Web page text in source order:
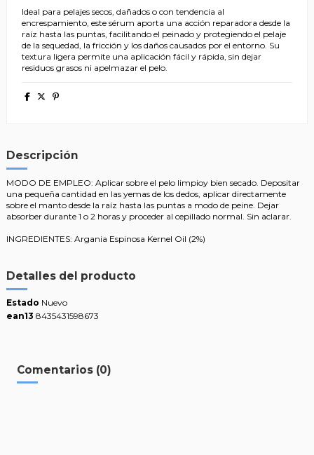
Ideal para pelajes secos, dañados o con tendencia al
encrespamiento, este sérum aporta una acción reparadora desde la
raíz hasta las puntas, facilitando el peinado y protegiendo el pelaje
de la sequedad, la fricción y los daños causados por el entorno. Su
textura ligera permite una aplicación fácil y rápida, sin dejar
residuos grasos ni apelmazar el pelo.
Descripción
MODO DE EMPLEO: Aplicar sobre el pelo limpioy bien secado. Depositar
una pequeña cantidad en las yemas de los dedos, aplicar directamente
sobre el manto desde la raíz hasta las puntas a modo de peine. Dejar
absorber durante 1 o 2 horas y proceder al cepillado normal. Sin aclarar.
INGREDIENTES: Argania Espinosa Kernel Oil (2%)
Detalles del producto
Estado Nuevo
ean13 8435431598673
Comentarios (0)